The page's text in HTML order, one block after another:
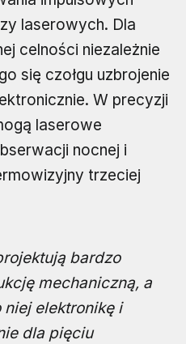
laserowych. Dla
celności niezależnie
się czołgu uzbrojenie
W precyzji
laserowe
nocnej i
trzeciej
bardzo
mechaniczną, a
elektronikę i
dla pięciu